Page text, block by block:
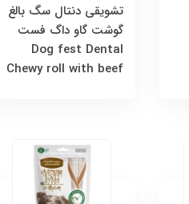
تشویقی دنتال سگ بالغ
گوشت گاو داگ فست
Dog fest Dental
Chewy roll with beef